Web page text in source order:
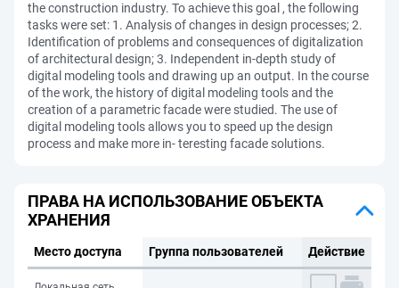
the construction industry. To achieve this goal , the following
tasks were set: 1. Analysis of changes in design processes; 2.
Identification of problems and consequences of digitalization
of architectural design; 3. Independent in-depth study of
digital modeling tools and drawing up an output. In the course
of the work, the history of digital modeling tools and the
creation of a parametric facade were studied. The use of
digital modeling tools allows you to speed up the design
process and make more in- teresting facade solutions.
ПРАВА НА ИСПОЛЬЗОВАНИЕ ОБЪЕКТА
ХРАНЕНИЯ
Место доступа Группа пользователей Действие